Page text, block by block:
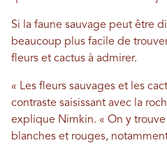
Si la faune sauvage peut être
beaucoup plus facile de
fleurs et cactus à admirer.
« Les fleurs sauvages et les
contraste saisissant avec la
explique Nimkin. « On y
blanches et rouges,